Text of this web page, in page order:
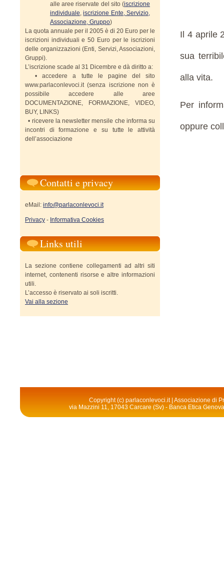
Il 4 aprile
sua
alla vita.
Per
oppure
alle aree riservate del sito (iscrizione
individuale,iscrizione Ente, Servizio,
Associazione, Gruppo)
La quota annuale per il 2005 è di 20 Euro per le
iscrizioni individuali e 50 Euro per le iscrizioni
delle organizzazioni (Enti, Servizi, Associazioni,
Gruppi).
L’iscrizione scade al 31 Dicembre e dà diritto a:
• accedere a tutte le pagine del sito
www.parlaconlevoci.it (senza iscrizione non è
possibile accedere alle aree
DOCUMENTAZIONE, FORMAZIONE, VIDEO,
BUY, LINKS)
• ricevere la newsletter mensile che informa su
incontri di formazione e su tutte le attività
dell’associazione
Contatti e privacy
eMail: info@parlaconlevoci.it
Privacy - Informativa Cookies
Links utili
La sezione contiene collegamenti ad altri siti
internet, contenenti risorse e altre informazioni
utili.
L’accesso è riservato ai soli iscritti.
Vai alla sezione
Copyright (c) parlaconlevoci.it | Associazione di
via Mazzini 11, 17043 Carcare (Sv) - Banca Etica